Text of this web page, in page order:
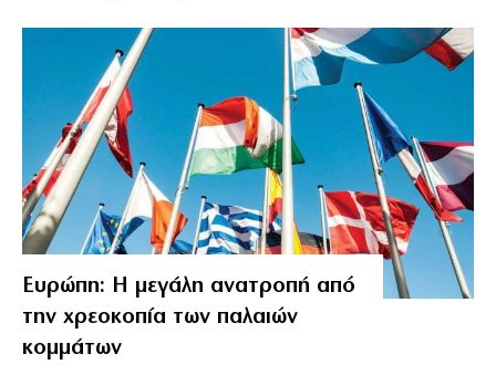
Ευρώπη: Η μεγάλη ανατροπή από
την χρεοκοπία των παλαιών
κομμάτων